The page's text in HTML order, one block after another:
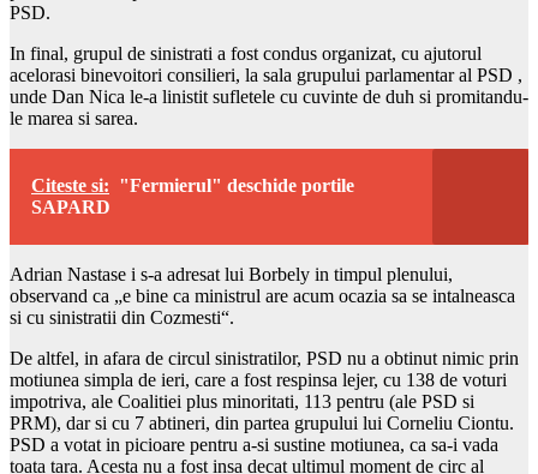
PSD.
In final, grupul de sinistrati a fost condus organizat, cu ajutorul
acelorasi binevoitori consilieri, la sala grupului parlamentar al PSD ,
unde Dan Nica le-a linistit sufletele cu cuvinte de duh si promitandu-
le marea si sarea.
Citeste si: "Fermierul" deschide portile
SAPARD
Adrian Nastase i s-a adresat lui Borbely in timpul plenului,
observand ca „e bine ca ministrul are acum ocazia sa se intalneasca
si cu sinistratii din Cozmesti“.
De altfel, in afara de circul sinistratilor, PSD nu a obtinut nimic prin
motiunea simpla de ieri, care a fost respinsa lejer, cu 138 de voturi
impotriva, ale Coalitiei plus minoritati, 113 pentru (ale PSD si
PRM), dar si cu 7 abtineri, din partea grupului lui Corneliu Ciontu.
PSD a votat in picioare pentru a-si sustine motiunea, ca sa-i vada
toata tara. Acesta nu a fost insa decat ultimul moment de circ al